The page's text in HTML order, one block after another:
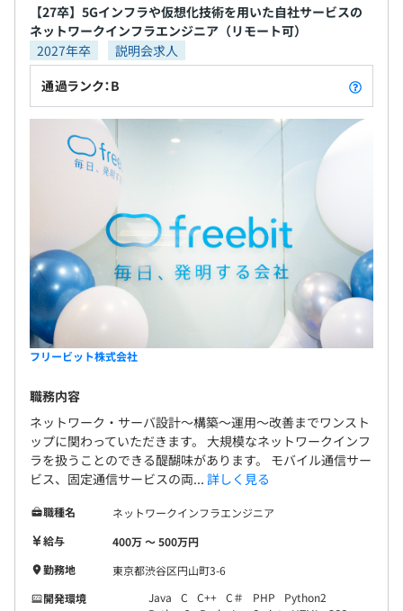
【27卒】5Gインフラや仮想化技術を用いた自社サービスの
ネットワークインフラエンジニア（リモート可）
2027年卒
説明会求人
通過ランク：B
フリービット株式会社
職務内容
ネットワーク・サーバ設計～構築～運用～改善までワンスト
ップに関わっていただきます。 大規模なネットワークインフ
ラを扱うことのできる醍醐味があります。 モバイル通信サー
ビス、固定通信サービスの両... 詳しく見る
職種名
ネットワークインフラエンジニア
給与
400万 〜 500万円
勤務地
東京都渋谷区円山町3-6
開発環境
Java C C++ C＃ PHP
Python2